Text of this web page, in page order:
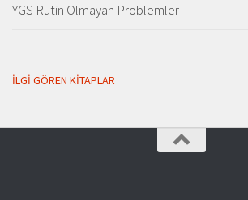
YGS Rutin Olmayan Problemler
İLGI GÖREN KITAPLAR